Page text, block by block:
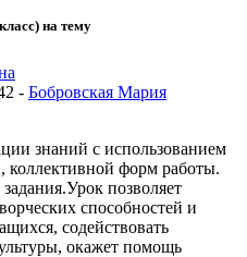
на тему
- Бобровская Мария
знаний с использованием
коллективной форм работы.
позволяет
способностей и
содействовать
окажет помощь